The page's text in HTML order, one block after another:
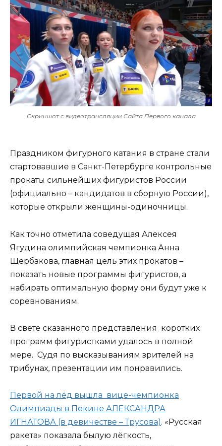
Скриншот с видеотрансляции Сайта Первого канала
Праздником фигурного катания в стране стали
стартовавшие в Санкт-Петербурге контрольные
прокаты сильнейших фигуристов России
(официально – кандидатов в сборную России),
которые открыли женщины-одиночницы.
Как точно отметила соведущая Алексея
Ягудина олимпийская чемпионка Анна
Щербакова, главная цель этих прокатов –
показать новые программы фигуристов, а
набирать оптимальную форму они будут уже к
соревнованиям.
В свете сказанного представления коротких
программ фигуристками удалось в полной
мере. Судя по высказываниям зрителей на
трибунах, презентации им понравились.
Первой на лёд вышла вице-чемпионка
Олимпиады в Пекине АЛЕКСАНДРА
ИГНАТОВА (в девичестве – Трусова). «Русская
ракета» показала былую лёгкость,